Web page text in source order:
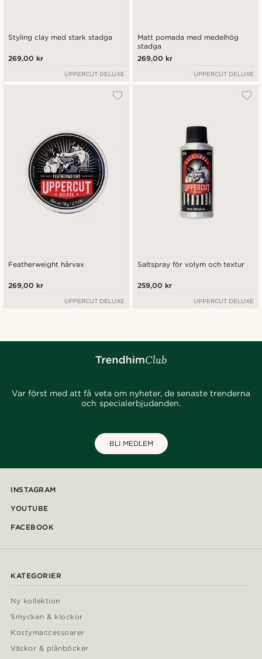
Styling clay med stark stadga
269,00 kr
UPPERCUT DELUXE
Matt pomada med medelhög
stadga
269,00 kr
UPPERCUT DELUXE
Featherweight hårvax
269,00 kr
UPPERCUT DELUXE
Saltspray för volym och textur
259,00 kr
UPPERCUT DELUXE
Var först med att få veta om nyheter, de senaste trenderna
och specialerbjudanden.
BLI MEDLEM
INSTAGRAM
YOUTUBE
FACEBOOK
KATEGORIER
Ny kollektion
Smycken & klockor
Kostymaccessoarer
Väskor & plånböcker